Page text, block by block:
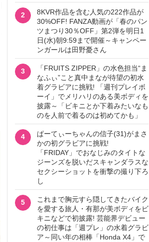
2
8KVR作品を含む人気の222作品が
30%OFF! FANZA動画が「春のパン
ツまつり30％OFF」第2弾を明日1
日(水)朝9:59まで開催～キャンペー
ンガールは田野憂さん
3
「FRUITS ZIPPER」の水色担当“ま
なふぃ”こと真中まなが待望の初水
着グラビアに挑戦! 「週刊プレイボ
ーイ」でメリハリのある美ボディを
披露～「ビキニとか下着みたいなも
のを人前で着るのは初めてかも」
4
ぱーてぃーちゃんの信子(31)がまさ
かの初グラビアに挑戦!
「FRIDAY」でおなじみのタイトな
ジーンズを脱いだスキャンダラスな
セクシーショットを衝撃の撮り下ろ
し
5
これまで胸元すら隠してきたバイク
を愛する旅人・有那が美ボディをビ
キニなどで初披露! 芸能界デビュー
の初仕事は「週プレ」の水着グラビ
ア～同い年の相棒「Honda X4」で